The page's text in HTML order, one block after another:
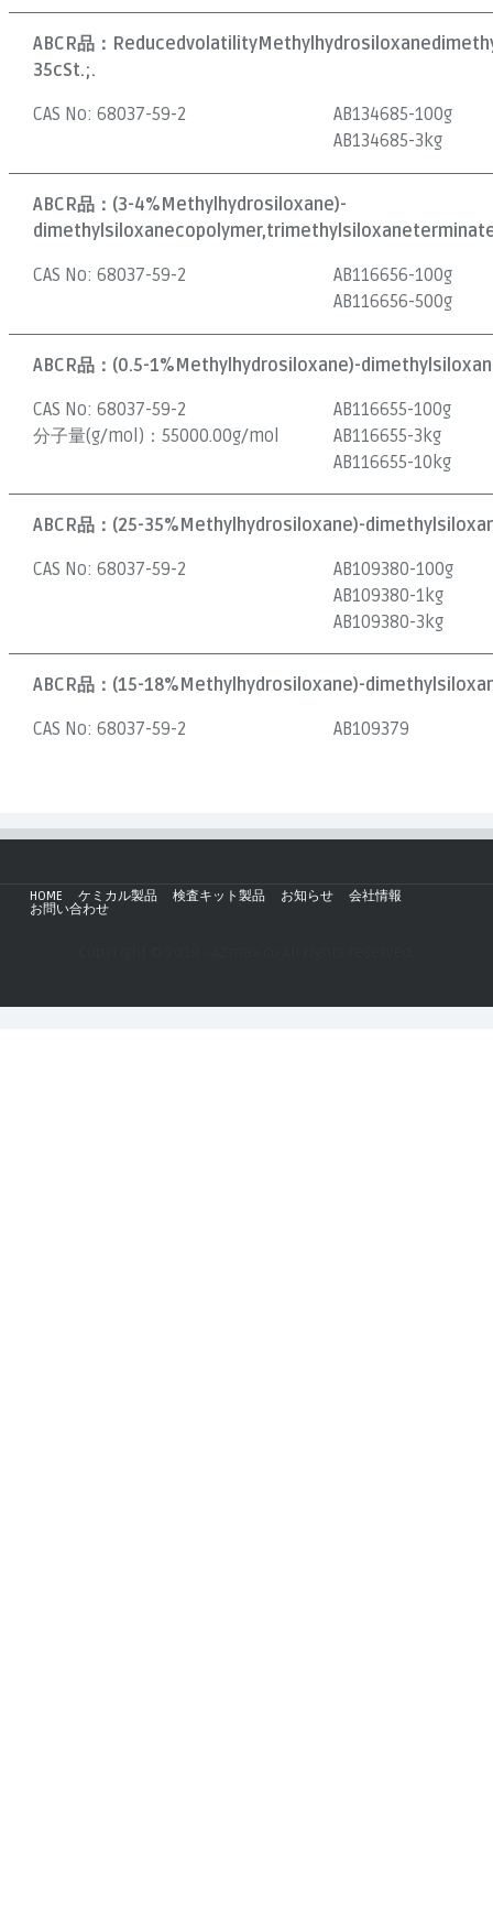
ABCR品：
35cSt.;.
CAS No:68037-59-2
AB134685-100g
AB134685-3kg
ABCR品： (3-4%Methylhydrosiloxane)-
CAS No:68037-59-2
AB116656-100g
AB116656-500g
ABCR品： (0.5-1%Methylhydrosiloxane)-
CAS No:68037-59-2
分子量(g/mol)：55000.00g/mol
AB116655-100g
AB116655-3kg
AB116655-10kg
ABCR品： (25-35%Methylhydrosiloxane)-
CAS No:68037-59-2
AB109380-100g
AB109380-1kg
AB109380-3kg
ABCR品： (15-18%Methylhydrosiloxane)-
CAS No:68037-59-2 AB109379
HOME ケミカル製品 検査キット製品 お知らせ
会社情報
お問い合わせ